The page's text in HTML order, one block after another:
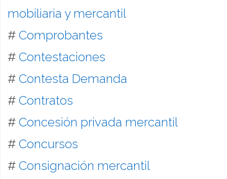
mobiliaria y mercantil
# Comprobantes
# Contestaciones
# Contesta Demanda
# Contratos
# Concesión privada mercantil
# Concursos
# Consignación mercantil